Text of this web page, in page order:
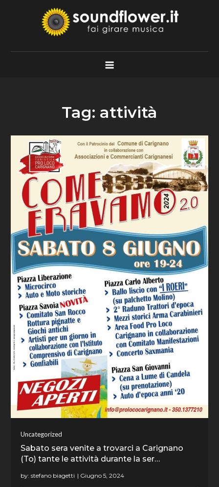
Soundflower.it
Fai Girare Musica
Tag: attività
Uncategorized
Sabato sera venite a trovarci a Carignano
(To) tante le attività durante la ser…
by:stefano biagetti